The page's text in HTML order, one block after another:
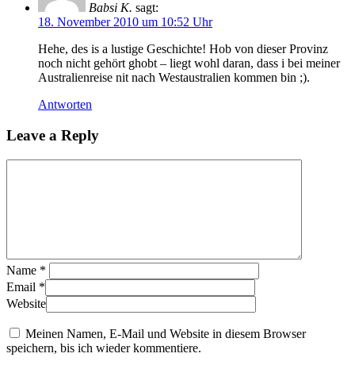
Babsi K. sagt:
18. November 2010 um 10:52 Uhr
Hehe, des is a lustige Geschichte! Hob von dieser Provinz
noch nicht gehört ghobt – liegt wohl daran, dass i bei meiner
Australienreise nit nach Westaustralien kommen bin ;).
Antworten
Leave a Reply
Name *
Email *
Website
Meinen Namen, E-Mail und Website in diesem Browser
speichern, bis ich wieder kommentiere.